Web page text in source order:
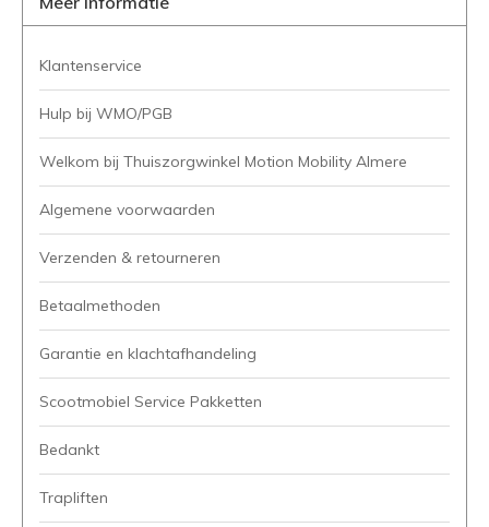
Klantenservice
Hulp bij WMO/PGB
Welkom bij Thuiszorgwinkel Motion Mobility Almere
Algemene voorwaarden
Verzenden & retourneren
Betaalmethoden
Garantie en klachtafhandeling
Scootmobiel Service Pakketten
Bedankt
Trapliften